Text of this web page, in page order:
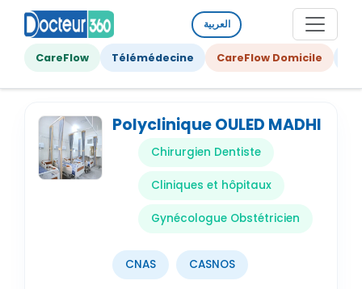
العربية
CareFlow Télémédecine CareFlow Domicile
Polyclinique OULED MADHI
Chirurgien Dentiste
Cliniques et hôpitaux
Gynécologue Obstétricien
CNAS CASNOS